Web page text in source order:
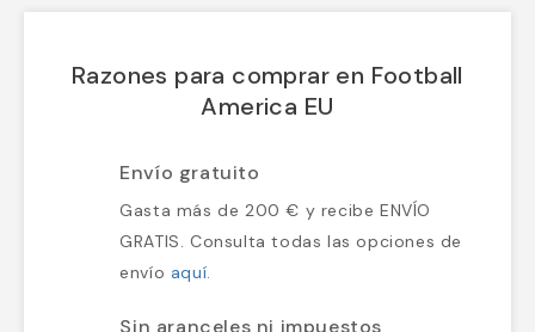
Razones para comprar en Football
America EU
Envío gratuito
Gasta más de 200 € y recibe ENVÍO
GRATIS. Consulta todas las opciones
de envío
Sin aranceles ni impuestos